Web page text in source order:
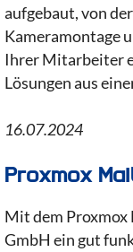
aufgebaut, von
Kameramontage
Ihrer Mitarbeiter
Lösungen aus
16.07.2024
Proxmox
Mit dem Proxmox
GmbH ein gut